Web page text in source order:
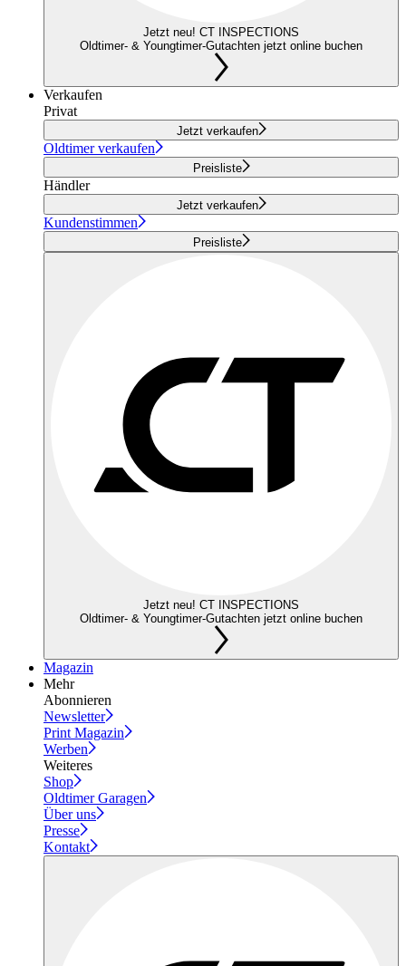
Jetzt neu! CT INSPECTIONS
Oldtimer- & Youngtimer-Gutachten jetzt online buchen
Verkaufen
Privat
Jetzt verkaufen
Oldtimer verkaufen
Preisliste
Händler
Jetzt verkaufen
Kundenstimmen
Preisliste
Jetzt neu! CT INSPECTIONS
Oldtimer- & Youngtimer-Gutachten jetzt online buchen
Magazin
Mehr
Abonnieren
Newsletter
Print Magazin
Werben
Weiteres
Shop
Oldtimer Garagen
Über uns
Presse
Kontakt